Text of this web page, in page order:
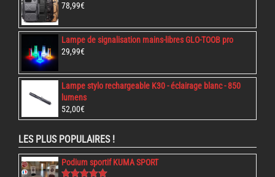
78,99€
Lampe de signalisation mains-libres GLO-TOOB pro
29,99€
Lampe stylo rechargeable K30 - éclairage blanc - 850
lumens
52,00€
LES PLUS POPULAIRES !
Podium sportif KUMA SPORT